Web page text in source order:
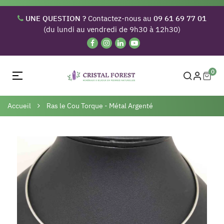
UNE QUESTION ? Contactez-nous au 09 61 69 77 01
(du lundi au vendredi de 9h30 à 12h30)
Basculer
navigation
☰ 0
Accueil Ras le Cou Torque - Métal Argenté